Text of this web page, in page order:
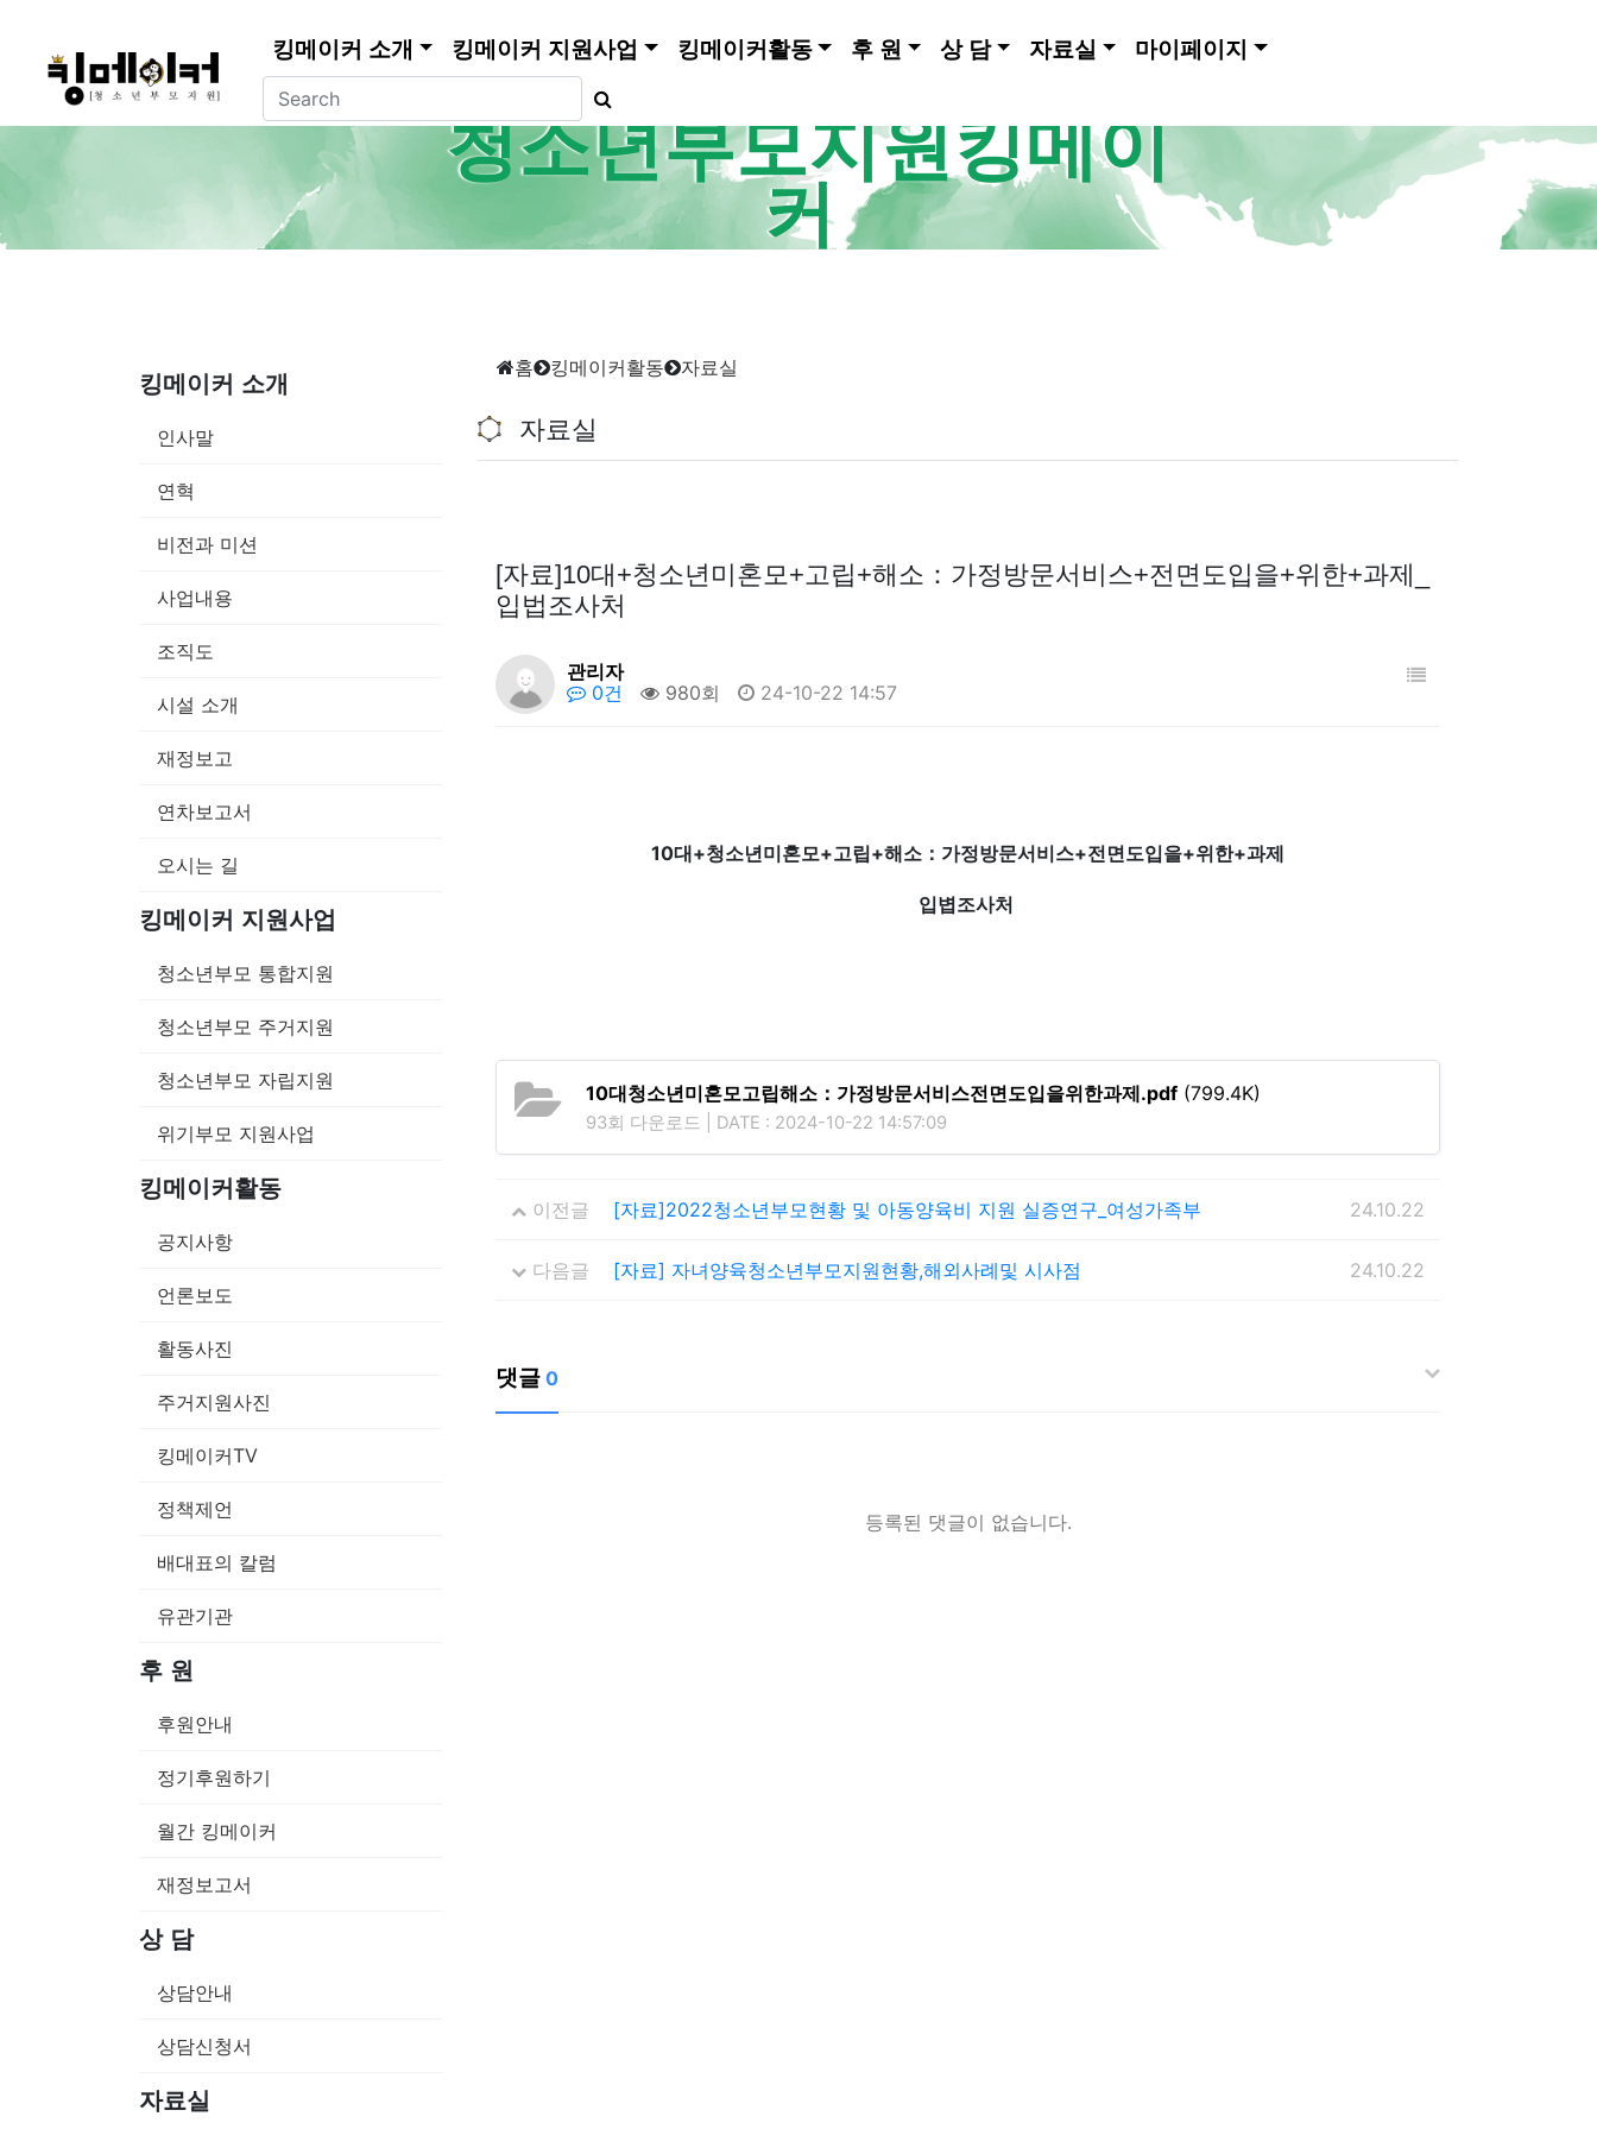
킹메이커 소개 킹메이커 지원사업 킹메이커활동 후 원 상 담 자료실 마이페이지
청소년부모지원킹메이
커
킹메이커 소개
인사말
연혁
비전과 미션
사업내용
조직도
시설 소개
재정보고
연차보고서
오시는 길
킹메이커 지원사업
청소년부모 통합지원
청소년부모 주거지원
청소년부모 자립지원
위기부모 지원사업
킹메이커활동
공지사항
언론보도
활동사진
주거지원사진
킹메이커TV
정책제언
배대표의 칼럼
유관기관
후 원
후원안내
정기후원하기
월간 킹메이커
재정보고서
상 담
상담안내
상담신청서
자료실
홈 킹메이커활동 자료실
자료실
[자료]10대+청소년미혼모+고립+해소：가정방문서비스+전면도입을+위한+과제_
입법조사처
관리자
0건
980회 24-10-22 14:57
10대+청소년미혼모+고립+해소：가정방문서비스+전면도입을+위한+과제
입볍조사처
10대청소년미혼모고립해소：가정방문서비스전면도입을위한과제.pdf (799.4K)
93회 다운로드 | DATE : 2024-10-22 14:57:09
이전글 [자료]2022청소년부모현황 및 아동양육비 지원 실증연구_여성가족부 24.10.22
다음글 [자료] 자녀양육청소년부모지원현황,해외사례및 시사점 24.10.22
댓글 0
등록된 댓글이 없습니다.